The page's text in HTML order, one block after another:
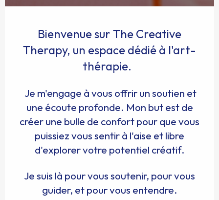
Bienvenue sur The Creative
Therapy, un espace dédié à l'art-
thérapie.
Je m'engage à vous offrir un soutien et
une écoute profonde. Mon but est de
créer une bulle de confort pour que vous
puissiez vous sentir à l'aise et libre
d'explorer votre potentiel créatif.
Je suis là pour vous soutenir, pour vous
guider, et pour vous entendre.